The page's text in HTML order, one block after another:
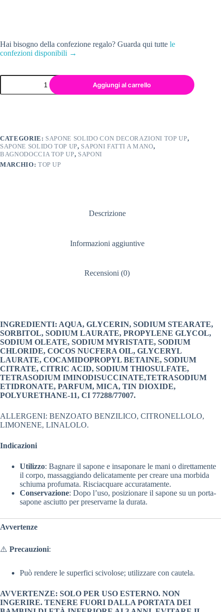
Hai bisogno della confezione regalo? Guarda qui tutte le
confezioni disponibili →
Aggiungi al carrello
CATEGORIE: SAPONE SOLIDO CON DECORAZIONI TOP UP,
SAPONE SOLIDO TOP UP, SAPONI FATTI A MANO,
BAGNODOCCIA TOP UP, SAPONI
MARCHIO: TOP UP
Descrizione
Informazioni aggiuntive
Recensioni (0)
INGREDIENTI: AQUA, GLYCERIN, SODIUM STEARATE,
SORBITOL, SODIUM LAURATE, PROPYLENE GLYCOL,
SODIUM OLEATE, SODIUM MYRISTATE, SODIUM
CHLORIDE, COCOS NUCFERA OIL, GLYCERYL
LAURATE, COCAMIDOPROPYL BETAINE, SODIUM
CITRATE, CITRIC ACID, SODIUM THIOSULFATE,
TETRASODIUM IMINODISUCCINATE,TETRASODIUM
ETIDRONATE, PARFUM, MICA, TIN DIOXIDE,
POLYURETHANE-11, CI 77288/77007.
ALLERGENI: BENZOATO BENZILICO, CITRONELLOLO,
LIMONENE, LINALOLO.
Indicazioni
Utilizzo: Bagnare il sapone e insaponare le mani o direttamente
il corpo, massaggiando delicatamente per creare una morbida
schiuma profumata. Risciacquare accuratamente.
Conservazione: Dopo l’uso, posizionare il sapone su un porta-
sapone asciutto per preservarne la durata.
Avvertenze
⚠️ Precauzioni:
Può rendere le superfici scivolose; utilizzare con cautela.
AVVERTENZE: SOLO PER USO ESTERNO. NON
INGERIRE. TENERE FUORI DALLA PORTATA DEI